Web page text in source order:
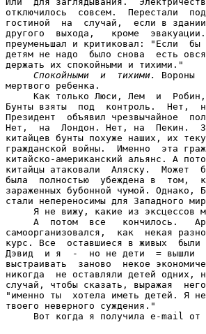
отключилось  совсем.  Перестали
гостиной  на  случай,  если в
другого  выхода,   кроме
преуменьшал и критиковал: "Если
детям не надо  было снова  есть
держать их спокойными и тихими."
Спокойными  и  тихими.
Вороны
мертвого ребенка.
Как только Люси, Лем  и
Бунты взяты  под  контроль.  Нет,
Президент  объявил чрезвычайное
Нет,  на  Лондон. Нет, на  Пекин.
китайцев бунты похуже наших, их
гражданской войны.  Именно  эта
китайско-американский альянс. А
китайцы атаковали  Аляску.  Может
была  полностью  убеждена в  том,
зараженных бубонной чумой. Однако,
стали непереносимы для Западного
Я не вижу, какие из эксцессов
А  потом  все   кончилось.
самоорганизовался,  как  некая
курс. Все  оставшиеся в живых
Дэвид  и я  -  но не дети  = вышли
выстраивать  заново  некое
никогда  не оставляли детей одних,
случай, чтобы сказать, выражая
"именно ты  хотела иметь детей. Я
твоего неверного суждения."
Вот когда я получила e-mail от